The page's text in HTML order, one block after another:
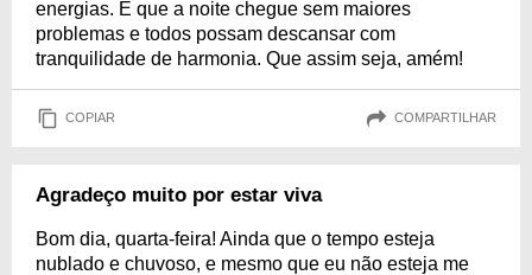
energias. E que a noite chegue sem maiores
problemas e todos possam descansar com
tranquilidade de harmonia. Que assim seja, amém!
COPIAR COMPARTILHAR
Agradeço muito por estar viva
Bom dia, quarta-feira! Ainda que o tempo esteja
nublado e chuvoso, e mesmo que eu não esteja me